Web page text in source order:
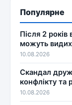
Популярне
Після 2
можуть
10.08.2026
Скандал
конфлікту та
10.08.2026